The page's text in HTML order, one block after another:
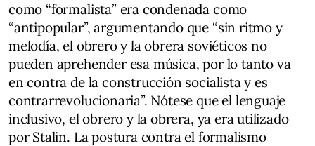
como “formalista” era condenada como
“antipopular”, argumentando que “sin ritmo y
melodía, el obrero y la obrera soviéticos no
pueden aprehender esa música, por lo tanto va
en contra de la construcción socialista y es
contrarrevolucionaria”. Nótese que el lenguaje
inclusivo, el obrero y la obrera, ya era utilizado
por Stalin. La postura contra el formalismo